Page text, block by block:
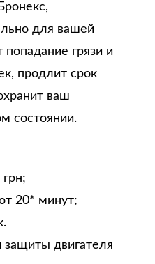
для вашей
грязи и
продлит срок
ваш
состоянии.
20* минут;
защиты двигателя